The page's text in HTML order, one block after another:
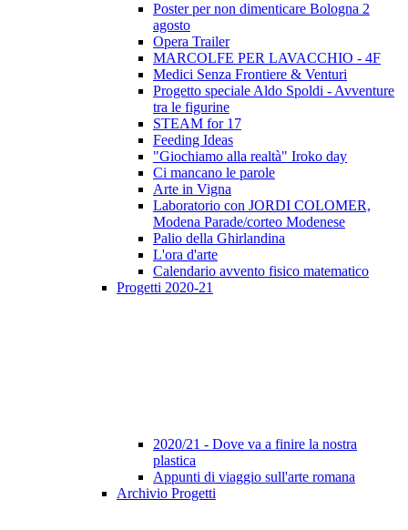
Poster per non dimenticare Bologna 2
agosto
Opera Trailer
MARCOLFE PER LAVACCHIO - 4F
Medici Senza Frontiere & Venturi
Progetto speciale Aldo Spoldi - Avventure
tra le figurine
STEAM for 17
Feeding Ideas
"Giochiamo alla realtà" Iroko day
Ci mancano le parole
Arte in Vigna
Laboratorio con JORDI COLOMER,
Modena Parade/corteo Modenese
Palio della Ghirlandina
L'ora d'arte
Calendario avvento fisico matematico
Progetti 2020-21
2020/21 - Dove va a finire la nostra
plastica
Appunti di viaggio sull'arte romana
Archivio Progetti